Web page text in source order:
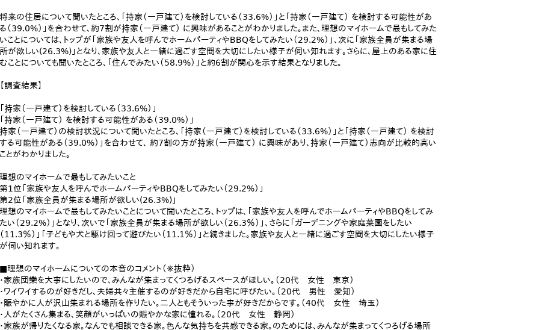
将来の住居について聞いたところ、「持家（一戸建て）を検討している（33.6%）」と「持家（一戸建て） を検討する可能性があ
る（39.0%）」を合わせて、約7割が持家（一戸建て） に興味があることがわかりました。また、理想のマイホームで最もしてみた
いことについては、トップが「家族や友人を呼んでホームパーティやBBQをしてみたい（29.2%）」、次に「家族全員が集まる場
所が欲しい(26.3%)」となり、家族や友人と一緒に過ごす空間を大切にしたい様子が伺い知れます。さらに、屋上のある家に住
むことについても聞いたところ、「住んでみたい（58.9%）」と約6割が関心を示す結果となりました。
【調査結果】
「持家（一戸建て）を検討している（33.6%）」
「持家（一戸建て） を検討する可能性がある（39.0%）」
持家（一戸建て）の検討状況について聞いたところ、「持家（一戸建て）を検討している（33.6%）」と「持家（一戸建て） を検討
する可能性がある（39.0%）」を合わせて、 約7割の方が持家（一戸建て） に興味があり、持家（一戸建て）志向が比較的高い
ことがわかりました。
理想のマイホームで最もしてみたいこと
第1位「家族や友人を呼んでホームパーティやBBQをしてみたい（29.2%）」
第2位「家族全員が集まる場所が欲しい(26.3%)」
理想のマイホームで最もしてみたいことについて聞いたところ、トップは、「家族や友人を呼んでホームパーティやBBQをしてみ
たい（29.2%）」となり、次いで「家族全員が集まる場所が欲しい（26.3％）」、さらに「ガーデニングや家庭菜園をしたい
（11.3％）」「子どもや犬と駆け回って遊びたい（11.1％）」と続きました。家族や友人と一緒に過ごす空間を大切にしたい様子
が伺い知れます。
■理想のマイホームについての本音のコメント（※抜粋）
・家族団欒を大事にしたいので、みんなが集まってくつろげるスペースがほしい。（20代 女性 東京）
・ワイワイするのが好きだし、夫婦共々主催するのが好きだから自宅に呼びたい。（20代 男性 愛知）
・賑やかに人が沢山集まれる場所を作りたい。二人ともそういった事が好きだからです。（40代 女性 埼玉）
・人がたくさん集まる、笑顔がいっぱいの賑やかな家に憧れる。（20代 女性 静岡）
・家族が帰りたくなる家。なんでも相談できる家。色んな気持ちを共感できる家。のためには、みんなが集まってくつろげる場所